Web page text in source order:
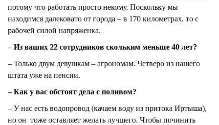
потому что работать просто некому. Поскольку мы
находимся далековато от города – в 170 километрах, то с
рабочей силой напряженка.
– Из ваших 22 сотрудников скольким меньше 40 лет?
– Только двум девушкам – агрономам. Четверо из нашего
штата уже на пенсии.
– Как у вас обстоят дела с поливом?
– У нас есть водопровод (качаем воду из притока Иртыша),
но он тоже оставляет желать лучшего. Чтобы починить